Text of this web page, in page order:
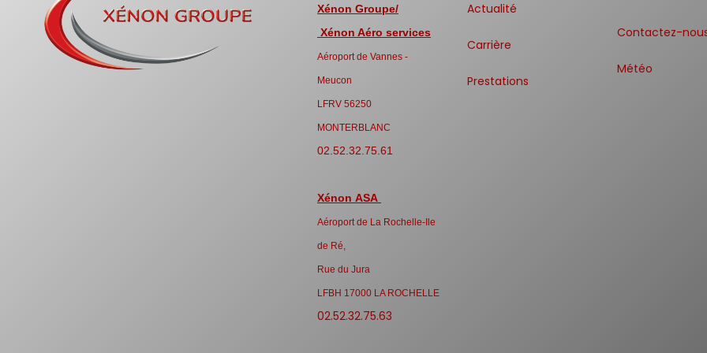
Xénon Groupe/
Xénon Aéro services
Aéroport de Vannes -
Meucon
LFRV 56250
MONTERBLANC
02.52.32.75.61
Xénon ASA
Aéroport de La Rochelle-Ile
de Ré,
Rue du Jura
LFBH 17000 LA ROCHELLE
02.52.32.75.63
Actualité
Carrière
Prestations
Contactez-
Météo